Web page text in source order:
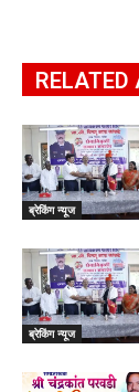
RELATED
ब्रेकिंग न्यूज
ब्रेकिंग न्यूज